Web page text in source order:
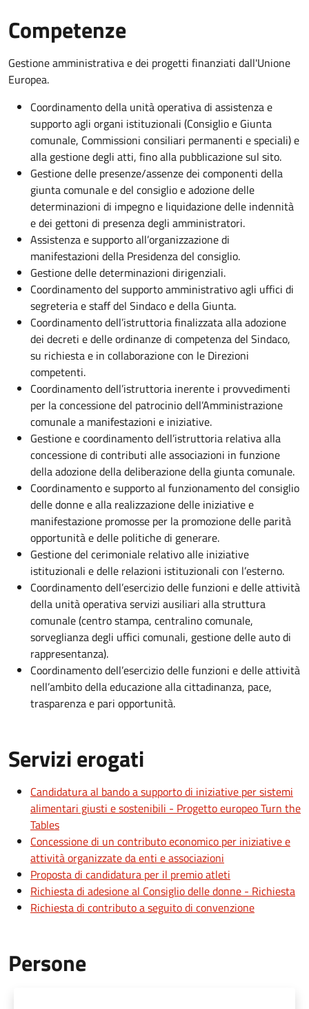
Competenze
Gestione amministrativa e dei progetti finanziati dall'Unione
Europea.
Coordinamento della unità operativa di assistenza e
supporto agli organi istituzionali (Consiglio e Giunta
comunale, Commissioni consiliari permanenti e speciali) e
alla gestione degli atti, fino alla pubblicazione sul sito.
Gestione delle presenze/assenze dei componenti della
giunta comunale e del consiglio e adozione delle
determinazioni di impegno e liquidazione delle indennità
e dei gettoni di presenza degli amministratori.
Assistenza e supporto all’organizzazione di
manifestazioni della Presidenza del consiglio.
Gestione delle determinazioni dirigenziali.
Coordinamento del supporto amministrativo agli uffici di
segreteria e staff del Sindaco e della Giunta.
Coordinamento dell’istruttoria finalizzata alla adozione
dei decreti e delle ordinanze di competenza del Sindaco,
su richiesta e in collaborazione con le Direzioni
competenti.
Coordinamento dell’istruttoria inerente i provvedimenti
per la concessione del patrocinio dell’Amministrazione
comunale a manifestazioni e iniziative.
Gestione e coordinamento dell’istruttoria relativa alla
concessione di contributi alle associazioni in funzione
della adozione della deliberazione della giunta comunale.
Coordinamento e supporto al funzionamento del consiglio
delle donne e alla realizzazione delle iniziative e
manifestazione promosse per la promozione delle parità
opportunità e delle politiche di generare.
Gestione del cerimoniale relativo alle iniziative
istituzionali e delle relazioni istituzionali con l’esterno.
Coordinamento dell’esercizio delle funzioni e delle attività
della unità operativa servizi ausiliari alla struttura
comunale (centro stampa, centralino comunale,
sorveglianza degli uffici comunali, gestione delle auto di
rappresentanza).
Coordinamento dell’esercizio delle funzioni e delle attività
nell’ambito della educazione alla cittadinanza, pace,
trasparenza e pari opportunità.
Servizi erogati
Candidatura al bando a supporto di iniziative per sistemi
alimentari giusti e sostenibili - Progetto europeo Turn the
Tables
Concessione di un contributo economico per iniziative e
attività organizzate da enti e associazioni
Proposta di candidatura per il premio atleti
Richiesta di adesione al Consiglio delle donne - Richiesta
Richiesta di contributo a seguito di convenzione
Persone